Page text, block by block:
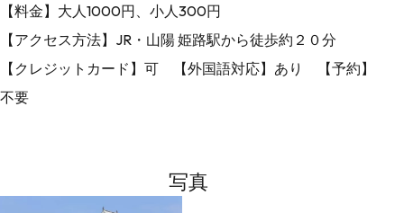
【料金】大人1000円、小人300円
【アクセス方法】JR・山陽 姫路駅から徒歩約２０分
【クレジットカード】可 【外国語対応】あり 【予約】
不要
写真